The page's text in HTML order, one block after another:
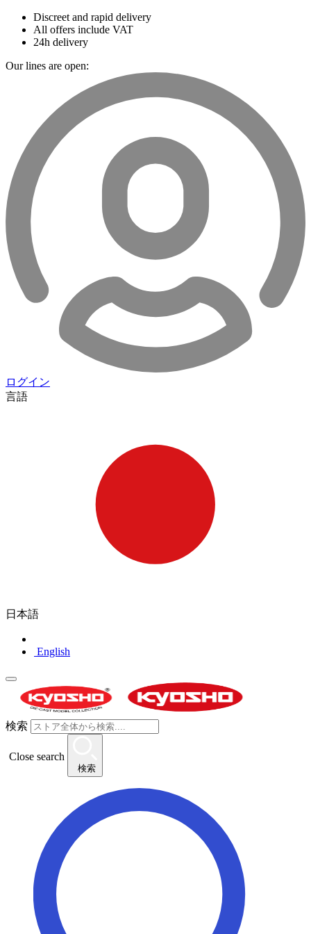
Discreet and rapid delivery
All offers include VAT
24h delivery
Our lines are open:
ログイン
言語
日本語
English
検索
Close search
検索